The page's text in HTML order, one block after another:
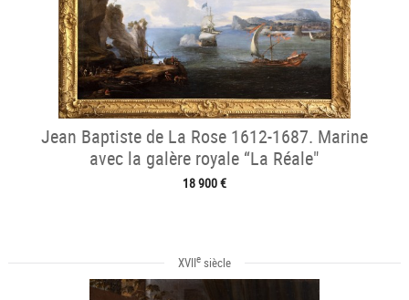
Jean Baptiste de La Rose 1612-1687. Marine
avec la galère royale “La Réale"
18 900 €
XVIIesiècle